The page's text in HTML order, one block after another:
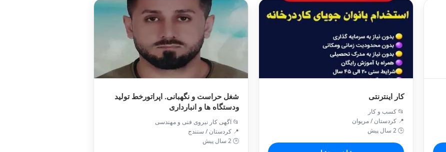
کار اینترنتی
📂 کسب و کار
📍 کردستان / مريوان
🕒 2 سال پیش
شغل حراست و نگهبانی. اپراتورخط تولید
ودستگاه ها و انبارداری
📂 اگهی کار نیروی فنی و مهندسی
📍 کردستان / سنندج
🕒 2 سال پیش